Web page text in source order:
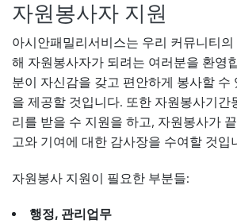
자원봉사자 지원
아시안패밀리서비스는 우리 커뮤니티
해 자원봉사자가 되려는 여러분을 환영
분이 자신감을 갖고 편안하게 봉사할 수
을 제공할 것입니다. 또한 자원봉사기간
리를 받을 수 지원을 하고, 자원봉사가
고와 기여에 대한 감사장을 수여할 것입
자원봉사 지원이 필요한 부분들:
행정, 관리업무